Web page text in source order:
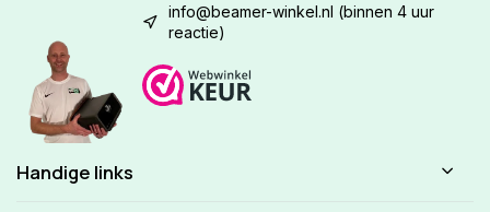
info@beamer-winkel.nl (binnen 4 uur
reactie)
Handige links